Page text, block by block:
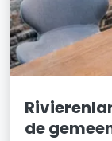
de